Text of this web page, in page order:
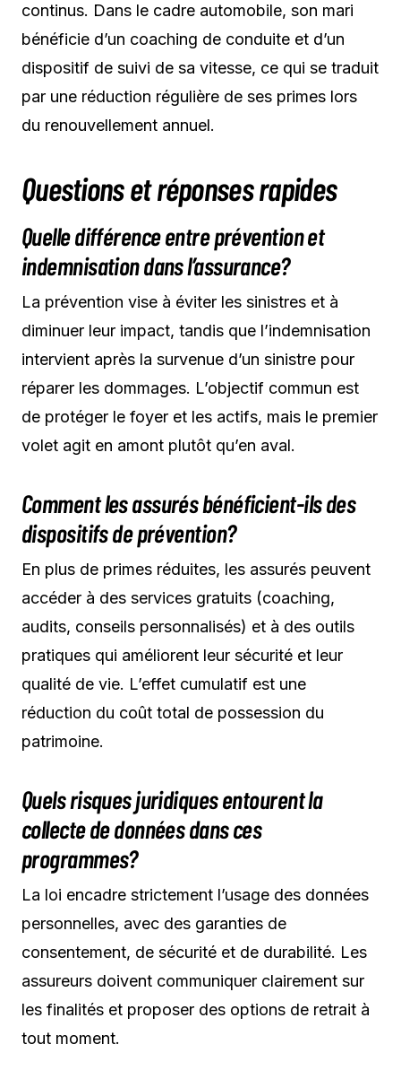
continus. Dans le cadre automobile, son mari
bénéficie d’un coaching de conduite et d’un
dispositif de suivi de sa vitesse, ce qui se traduit
par une réduction régulière de ses primes lors
du renouvellement annuel.
Questions et réponses rapides
Quelle différence entre prévention et
indemnisation dans l’assurance?
La prévention vise à éviter les sinistres et à
diminuer leur impact, tandis que l’indemnisation
intervient après la survenue d’un sinistre pour
réparer les dommages. L’objectif commun est
de protéger le foyer et les actifs, mais le premier
volet agit en amont plutôt qu’en aval.
Comment les assurés bénéficient-ils des
dispositifs de prévention?
En plus de primes réduites, les assurés peuvent
accéder à des services gratuits (coaching,
audits, conseils personnalisés) et à des outils
pratiques qui améliorent leur sécurité et leur
qualité de vie. L’effet cumulatif est une
réduction du coût total de possession du
patrimoine.
Quels risques juridiques entourent la
collecte de données dans ces
programmes?
La loi encadre strictement l’usage des données
personnelles, avec des garanties de
consentement, de sécurité et de durabilité. Les
assureurs doivent communiquer clairement sur
les finalités et proposer des options de retrait à
tout moment.